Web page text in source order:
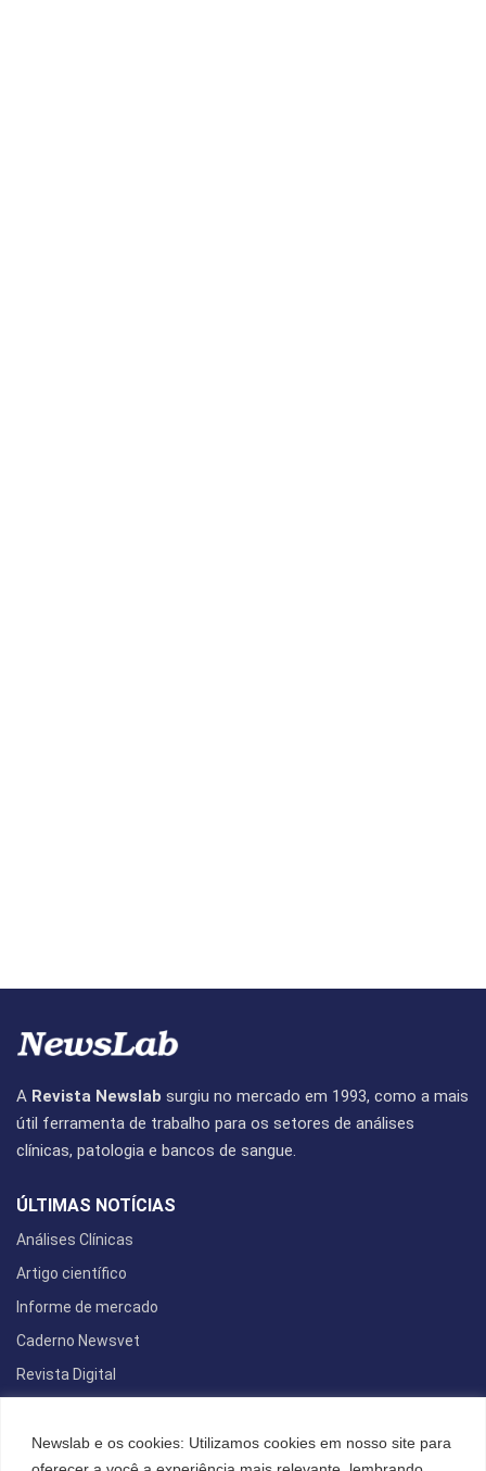
Newslab e os cookies: Utilizamos cookies em nosso site para
A Revista Newslab surgiu no mercado em 1993, como a mais
útil ferramenta de trabalho para os setores de análises
clínicas, patologia e bancos de sangue.
ÚLTIMAS NOTÍCIAS
Análises Clínicas
Artigo científico
Informe de mercado
Caderno Newsvet
Revista Digital